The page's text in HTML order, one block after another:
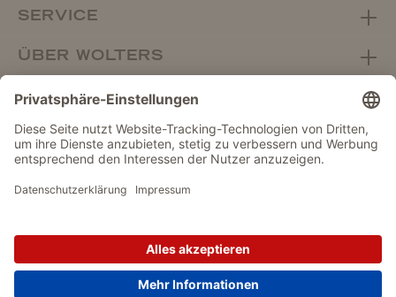
SERVICE
ÜBER WOLTERS
FACHHANDEL
Vertrag widerrufen
IMPRESSUM